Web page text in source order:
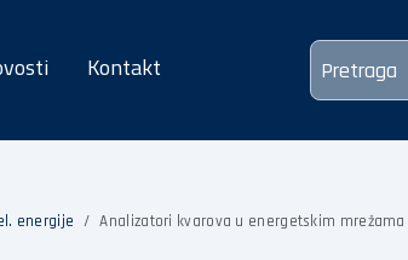
Kontakt
energije Analizatori kvarova u energetskim mrežama